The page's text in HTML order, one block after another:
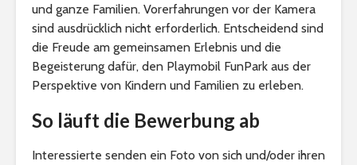
und ganze Familien. Vorerfahrungen vor der Kamera
sind ausdrücklich nicht erforderlich. Entscheidend sind
die Freude am gemeinsamen Erlebnis und die
Begeisterung dafür, den Playmobil FunPark aus der
Perspektive von Kindern und Familien zu erleben.
So läuft die Bewerbung ab
Interessierte senden ein Foto von sich und/oder ihren